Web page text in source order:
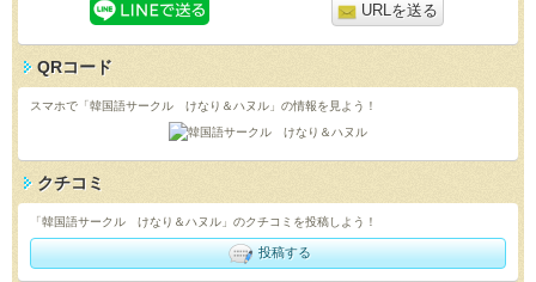
URLを送る
QRコード
スマホで「韓国語サークル けなり＆ハヌル」の情報を見よう！
クチコミ
「韓国語サークル けなり＆ハヌル」のクチコミを投稿しよう！
投稿する